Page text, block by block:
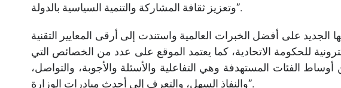
وتعزيز ثقافة المشاركة والتنمية السياسية بالدولة”.
على أفضل الخبرات العالمية واستندت إلى أرقى المعايير التقنية
للحكومة الاتحادية، كما يعتمد الموقع على عدد من الخصائص التي
الفئات المستهدفة وهي التفاعلية والأسئلة والأجوبة، والتواصل،
والنفاذ السهل، والتعرف إلى أحدث مبادرات الوزارة”.